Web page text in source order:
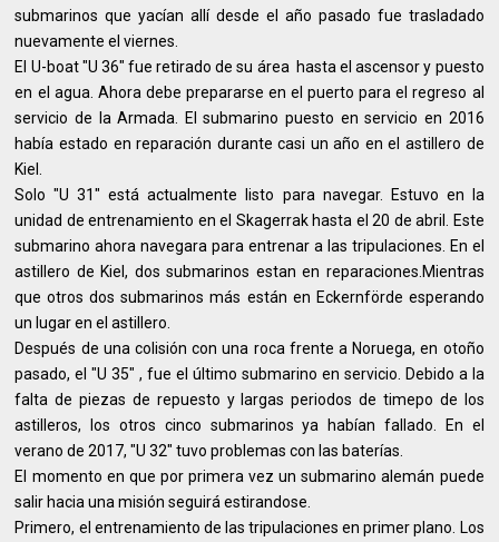
submarinos que yacían allí desde el año pasado fue trasladado
nuevamente el viernes.
El U-boat "U 36" fue retirado de su área hasta el ascensor y puesto
en el agua. Ahora debe prepararse en el puerto para el regreso al
servicio de la Armada. El submarino puesto en servicio en 2016
había estado en reparación durante casi un año en el astillero de
Kiel.
Solo "U 31" está actualmente listo para navegar. Estuvo en la
unidad de entrenamiento en el Skagerrak hasta el 20 de abril. Este
submarino ahora navegara para entrenar a las tripulaciones. En el
astillero de Kiel, dos submarinos estan en reparaciones.Mientras
que otros dos submarinos más están en Eckernförde esperando
un lugar en el astillero.
Después de una colisión con una roca frente a Noruega, en otoño
pasado, el "U 35" , fue el último submarino en servicio. Debido a la
falta de piezas de repuesto y largas periodos de timepo de los
astilleros, los otros cinco submarinos ya habían fallado. En el
verano de 2017, "U 32" tuvo problemas con las baterías.
El momento en que por primera vez un submarino alemán puede
salir hacia una misión seguirá estirandose.
Primero, el entrenamiento de las tripulaciones en primer plano. Los